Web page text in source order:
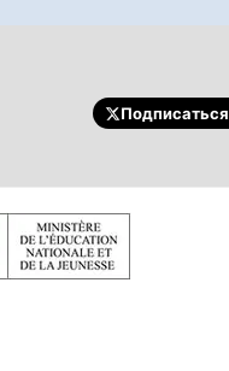
Подписаться